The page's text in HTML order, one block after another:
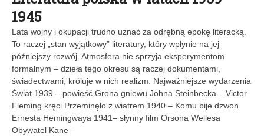
1945
Lata wojny i okupacji trudno uznać za odrębną epokę literacką.
To raczej „stan wyjątkowy” literatury, który wpłynie na jej
późniejszy rozwój. Atmosfera nie sprzyja eksperymentom
formalnym – dzieła tego okresu są raczej dokumentami,
świadectwami, króluje w nich realizm. Najważniejsze wydarzenia
Świat 1939 – powieść Grona gniewu Johna Steinbecka – Victor
Fleming kręci Przeminęło z wiatrem 1940 – Komu bije dzwon
Ernesta Hemingwaya 1941– słynny film Orsona Wellesa
Obywatel Kane –